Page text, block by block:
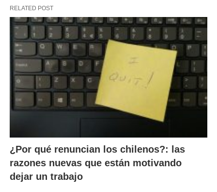
RELATED POST
¿Por qué renuncian los chilenos?: las
razones nuevas que están motivando
dejar un trabajo